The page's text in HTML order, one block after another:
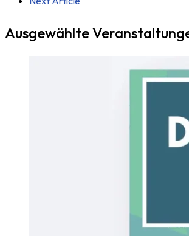
Ausgewählte